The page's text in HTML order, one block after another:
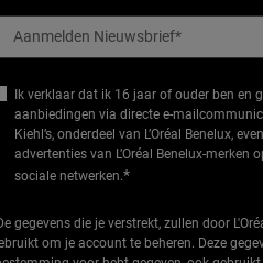
Aanmelden Nieuwsbrief*
Ik verklaar dat ik 16 jaar of ouder ben en
aanbiedingen via directe e-
Kiehl’s, onderdeel van L’Oréal Benelux,
advertenties van L’Oréal Benelux-merken
sociale netwerken.*
gegevens die je verstrekt, zullen door
om je account te beheren. Deze